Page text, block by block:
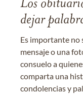
Los
dejar
Es importante no
mensaje o una
consuelo a
comparta una
condolencias y